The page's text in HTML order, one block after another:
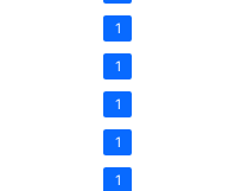
1
1
1
1
1